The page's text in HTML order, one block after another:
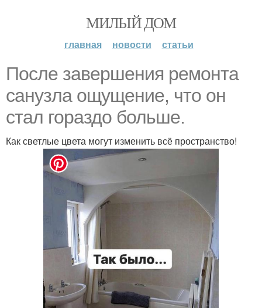
МИЛЫЙ ДОМ
главная новости статьи
После завершения ремонта
санузла ощущение, что он
стал гораздо больше.
Как светлые цвета могут изменить всё пространство!